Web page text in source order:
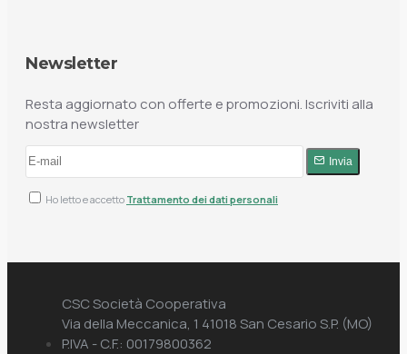
Newsletter
Resta aggiornato con offerte e promozioni. Iscriviti alla
nostra newsletter
Invia
Ho letto e accetto Trattamento dei dati personali
CSC Società Cooperativa
Via della Meccanica, 1 41018 San Cesario S.P. (MO)
P.IVA - C.F.: 00179800362